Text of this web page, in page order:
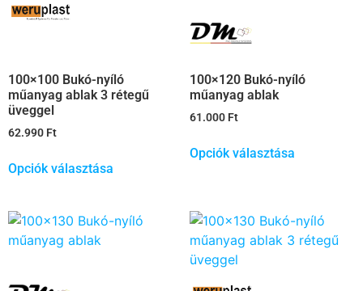
100×100 Bukó-nyíló
műanyag ablak 3 rétegű
üveggel
62.990 Ft
Opciók választása
100×120 Bukó-nyíló
műanyag ablak
61.000 Ft
Opciók választása